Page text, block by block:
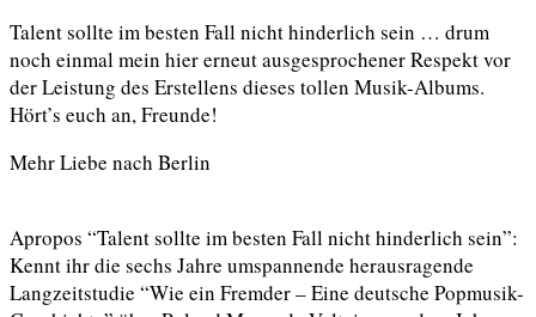
Talent sollte im besten Fall nicht hinderlich sein … drum
noch einmal mein hier erneut ausgesprochener Respekt vor
der Leistung des Erstellens dieses tollen Musik-Albums.
Hört’s euch an, Freunde!
Mehr Liebe nach Berlin
Apropos “Talent sollte im besten Fall nicht hinderlich sein”:
Kennt ihr die sechs Jahre umspannende herausragende
Langzeitstudie “Wie ein Fremder – Eine deutsche Popmusik-